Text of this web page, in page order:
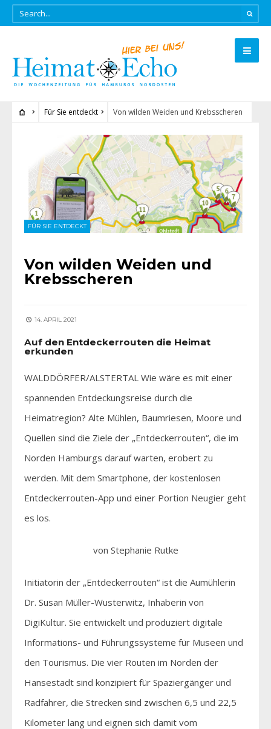
Für Sie entdeckt Von wilden Weiden und Krebsscheren
FÜR SIE ENTDECKT
Von wilden Weiden und
Krebsscheren
14. APRIL 2021
Auf den Entdeckerrouten die Heimat
erkunden
WALDDÖRFER/ALSTERTAL Wie wäre es mit einer
spannenden Entdeckungsreise durch die
Heimatregion? Alte Mühlen, Baumriesen, Moore und
Quellen sind die Ziele der „Entdeckerrouten“, die im
Norden Hamburgs darauf warten, erobert zu
werden. Mit dem Smartphone, der kostenlosen
Entdeckerrouten-App und einer Portion Neugier geht
es los.
von Stephanie Rutke
Initiatorin der „Entdeckerrouten“ ist die Aumühlerin
Dr. Susan Müller-Wusterwitz, Inhaberin von
DigiKultur. Sie entwickelt und produziert digitale
Informations- und Führungssysteme für Museen und
den Tourismus. Die vier Routen im Norden der
Hansestadt sind konzipiert für Spaziergänger und
Radfahrer, die Strecken sind zwischen 6,5 und 22,5
Kilometer lang und eignen sich damit vom